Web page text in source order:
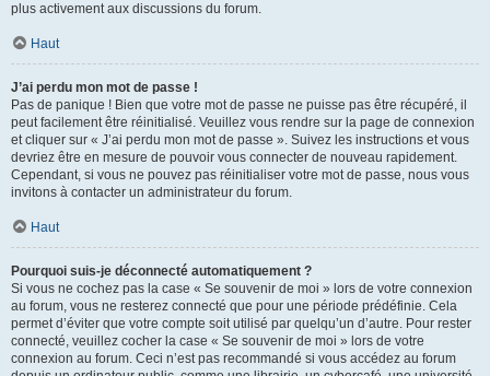
plus activement aux discussions du forum.
Haut
J’ai perdu mon mot de passe !
Pas de panique ! Bien que votre mot de passe ne puisse pas être récupéré, il
peut facilement être réinitialisé. Veuillez vous rendre sur la page de connexion
et cliquer sur « J’ai perdu mon mot de passe ». Suivez les instructions et vous
devriez être en mesure de pouvoir vous connecter de nouveau rapidement.
Cependant, si vous ne pouvez pas réinitialiser votre mot de passe, nous vous
invitons à contacter un administrateur du forum.
Haut
Pourquoi suis-je déconnecté automatiquement ?
Si vous ne cochez pas la case « Se souvenir de moi » lors de votre connexion
au forum, vous ne resterez connecté que pour une période prédéfinie. Cela
permet d’éviter que votre compte soit utilisé par quelqu’un d’autre. Pour rester
connecté, veuillez cocher la case « Se souvenir de moi » lors de votre
connexion au forum. Ceci n’est pas recommandé si vous accédez au forum